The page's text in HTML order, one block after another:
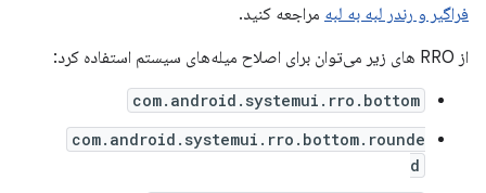
فراگیر و رندر لبه به لبه مراجعه کنید.
از RRO های زیر می‌توان برای اصلاح میله‌های سیستم استفاده کرد:
com.android.systemui.rro.bottom
com.android.systemui.rro.bottom.rounde
d